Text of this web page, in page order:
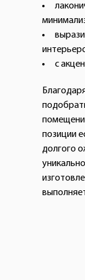
с
позиции
долгого